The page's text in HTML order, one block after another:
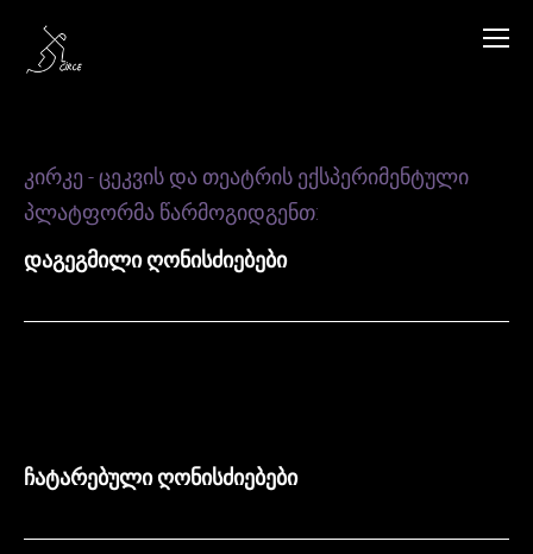
კირკე - ცეკვის და თეატრის ექსპერიმენტული
პლატფორმა წარმოგიდგენთ:
დაგეგმილი ღონისძიებები
ჩატარებული ღონისძიებები